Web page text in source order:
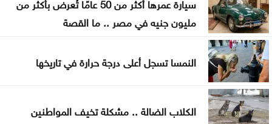
معالم سعودية تضاء بأعلام المملكة وتركيا وباكستان ..
صور
مليون جنيه في مصر .. ما القصة
النمسا تسجل أعلى درجة حرارة في تاريخها
الكلاب الضالة .. مشكلة تخيف المواطنين